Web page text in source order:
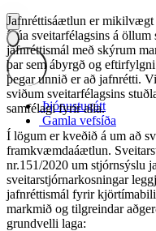
Þjónustugátt
Gamla vefsíða
Jafnréttisáætlun er
íbúa sveitarfélagsins á
jafnréttismál með skýrum
þar sem ábyrgð og
þegar unnið er að jafnrétti.
sviðum sveitarfélagsins
samfélagi fyrir alla.
Í lögum er kveðið á um að
framkvæmdaáætlun.
nr.151/2020 um stjórnsýslu
sveitarstjórnarkosningar
jafnréttismál fyrir
markmið og tilgreindar
grundvelli laga: